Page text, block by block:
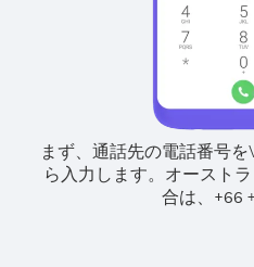
まず、通話先の電話番号
ら入力します。 オースト
合は、
+66 +